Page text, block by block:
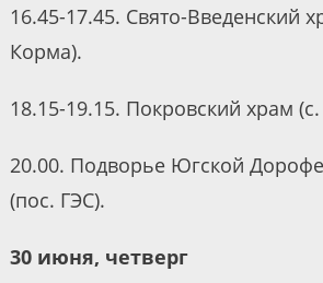
16.45-17.45. Свято-Введенский
Корма).
18.15-19.15. Покровский храм
20.00. Подворье Югской
(пос. ГЭС).
30 июня, четверг